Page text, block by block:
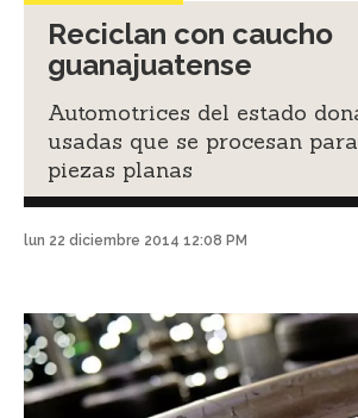
Reciclan con caucho
guanajuatense
Automotrices del estado
usadas que se procesan
piezas planas
lun 22 diciembre 2014 12:08 PM